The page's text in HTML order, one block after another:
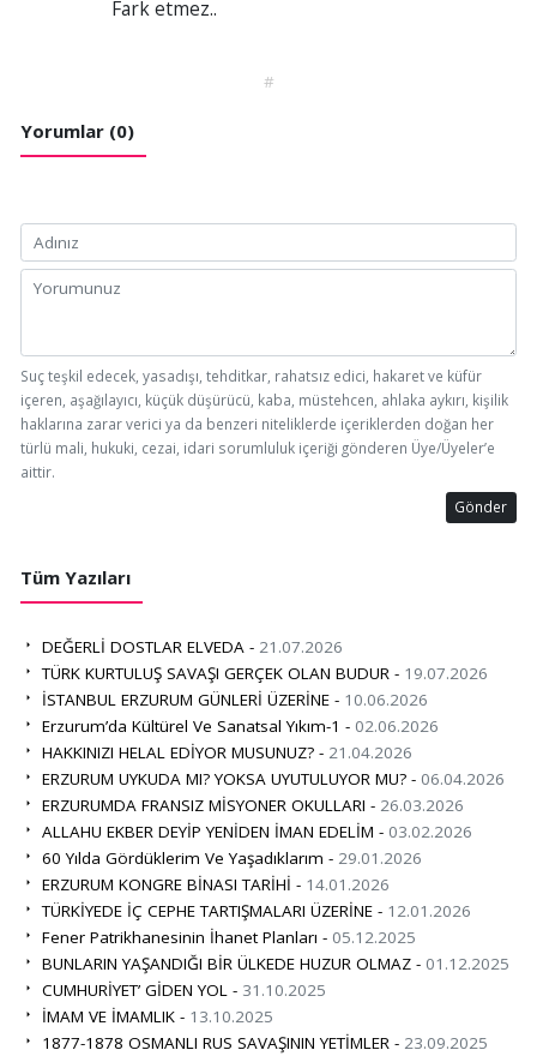
Fark etmez..
#
Yorumlar (0)
Suç teşkil edecek, yasadışı, tehditkar, rahatsız edici, hakaret ve küfür
içeren, aşağılayıcı, küçük düşürücü, kaba, müstehcen, ahlaka aykırı, kişilik
haklarına zarar verici ya da benzeri niteliklerde içeriklerden doğan her
türlü mali, hukuki, cezai, idari sorumluluk içeriği gönderen Üye/Üyeler’e
aittir.
Gönder
Tüm Yazıları
DEĞERLİ DOSTLAR ELVEDA - 21.07.2026
TÜRK KURTULUŞ SAVAŞI GERÇEK OLAN BUDUR - 19.07.2026
İSTANBUL ERZURUM GÜNLERİ ÜZERİNE - 10.06.2026
Erzurum’da Kültürel Ve Sanatsal Yıkım-1 - 02.06.2026
HAKKINIZI HELAL EDİYOR MUSUNUZ? - 21.04.2026
ERZURUM UYKUDA MI? YOKSA UYUTULUYOR MU? - 06.04.2026
ERZURUMDA FRANSIZ MİSYONER OKULLARI - 26.03.2026
ALLAHU EKBER DEYİP YENİDEN İMAN EDELİM - 03.02.2026
60 Yılda Gördüklerim Ve Yaşadıklarım - 29.01.2026
ERZURUM KONGRE BİNASI TARİHİ - 14.01.2026
TÜRKİYEDE İÇ CEPHE TARTIŞMALARI ÜZERİNE - 12.01.2026
Fener Patrikhanesinin İhanet Planları - 05.12.2025
BUNLARIN YAŞANDIĞI BİR ÜLKEDE HUZUR OLMAZ - 01.12.2025
CUMHURİYET’ GİDEN YOL - 31.10.2025
İMAM VE İMAMLIK - 13.10.2025
1877-1878 OSMANLI RUS SAVAŞININ YETİMLER - 23.09.2025